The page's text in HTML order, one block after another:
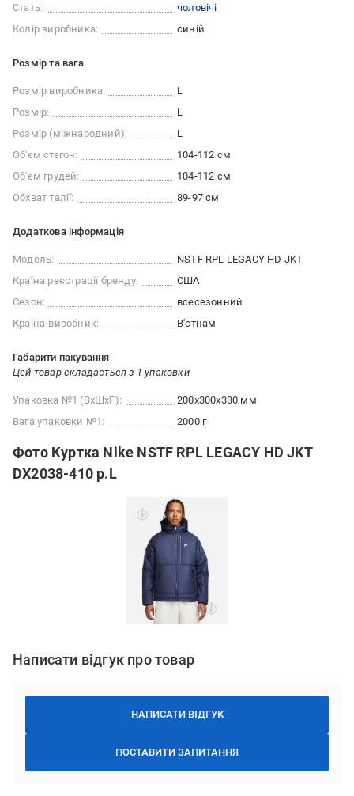
Стать:
чоловічі
Колір виробника:
синій
Розмір та вага
Розмір виробника:
L
Розмір:
L
Розмір (міжнародний):
L
Об'єм стегон:
104-112 см
Об'єм грудей:
104-112 см
Обхват талії:
89-97 см
Додаткова інформація
Модель:
NSTF RPL LEGACY HD JKT
Країна реєстрації бренду:
США
Сезон:
всесезонний
Країна-виробник:
В'єтнам
Габарити пакування
Цей товар складається з 1 упаковки
Упаковка №1 (ВхШхГ):
200x300x330 мм
Вага упаковки №1:
2000 г
Фото Куртка Nike NSTF RPL LEGACY HD JKT
DX2038-410 р.L
Написати відгук про товар
НАПИСАТИ ВІДГУК
ПОСТАВИТИ ЗАПИТАННЯ